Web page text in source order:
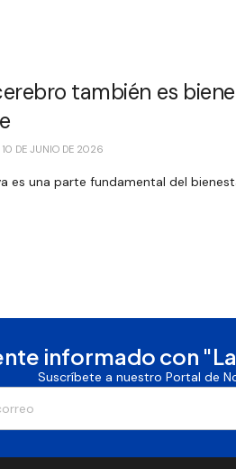
también es
10 DE JUNIO DE 2026
es una parte fundamental del
informado con
Suscríbete a nuestro Portal de